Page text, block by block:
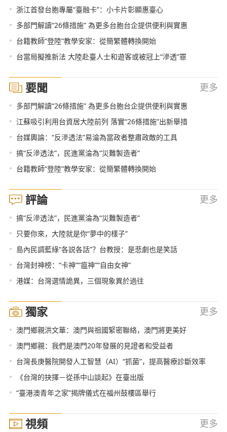
• 浙江首發台胞專屬“臺融卡”：小卡片彰顯惠臺心
• 多部門解讀“26條措施” 為更多台胞台企提供便利與實惠
• 台籍教師“登陸”教學安家：從簡繁體轉換開始
• 台當局擬推新法 大陸赴臺人士和遊客或被冠上“滲透”罪
要聞 更多
• 多部門解讀“26條措施” 為更多台胞台企提供便利與實惠
• 江蘇吸引利用台資居大陸前列 落實“26條措施”出新舉措
• 台媒輿論：“反滲透法”易淪為當政者整肅政敵的工具
• 搞“反滲透法”，民進黨淪為“災難製造者”
• 台籍教師“登陸”教學安家：從簡繁體轉換開始
評論 更多
• 搞“反滲透法”，民進黨淪為“災難製造者”
• 只要你來，大陸就是你“夢中的樣子”
• 島內民調藍綠“各説各話”？台教授：是悲劇也是笑話
• 台灣封神榜：“卡神”“瘟神”“自由女神”
• 港媒：台灣選情詭異，三個現象異於過往
獨家 更多
• 澳門鄉親洪文華：澳門與祖國緊密聯絡，澳門將更美好
• 澳門鄉親：我們是澳門20年發展的見證者和受益者
• 台灣長庚醫院開發人工智慧（AI）“抓菌”，提高醫療診斷效率
• 《台灣的抉擇－從孫中山談起》在臺出版
• “臺港澳青年之家”揭牌儀式在福州鼓樓區舉行
視頻 更多